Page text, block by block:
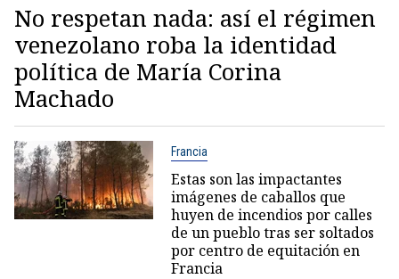
No respetan nada: así el régimen
venezolano roba la identidad
política de María Corina
Machado
Francia
Estas son las impactantes
imágenes de caballos que
huyen de incendios por calles
de un pueblo tras ser soltados
por centro de equitación en
Francia